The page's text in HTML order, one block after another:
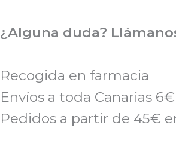
al
¿Alguna duda?
Recogida en farmacia
Envíos a toda Canarias 6€
Pedidos a partir de 45€